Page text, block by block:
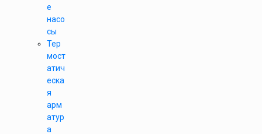
е
насо
сы
Тер
мост
атич
еска
я
арм
атур
а